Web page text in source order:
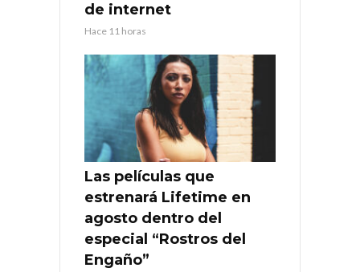
de internet
Hace 11 horas
Las películas que
estrenará Lifetime en
agosto dentro del
especial “Rostros del
Engaño”